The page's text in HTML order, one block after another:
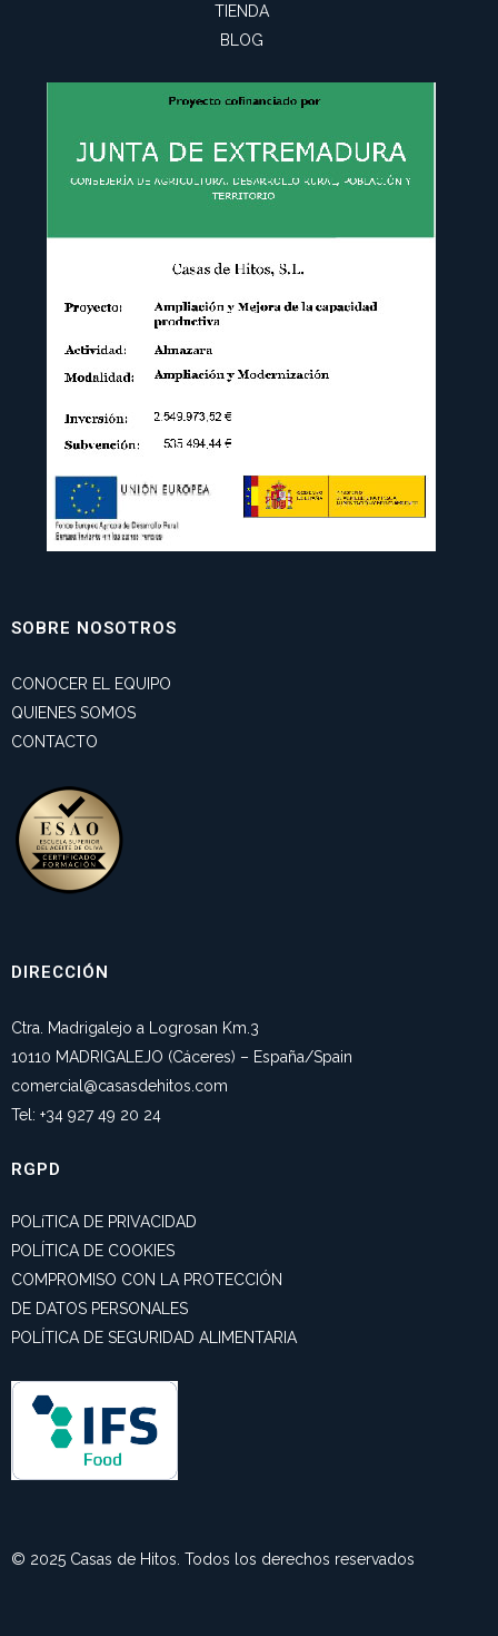
TIENDA
BLOG
SOBRE NOSOTROS
CONOCER EL EQUIPO
QUIENES SOMOS
CONTACTO
DIRECCIÓN
Ctra. Madrigalejo a Logrosan Km.3
10110 MADRIGALEJO (Cáceres) – España/Spain
comercial@casasdehitos.com
Tel: +34 927 49 20 24
RGPD
POLíTICA DE PRIVACIDAD
POLÍTICA DE COOKIES
COMPROMISO CON LA PROTECCIÓN
DE DATOS PERSONALES
POLÍTICA DE SEGURIDAD ALIMENTARIA
© 2025 Casas de Hitos. Todos los derechos reservados